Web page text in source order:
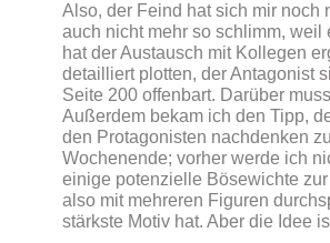
Also, der Feind hat sich mir noch
auch nicht mehr so schlimm,
hat der Austausch mit Kollegen
detailliert plotten, der Antagonist
Seite 200 offenbart. Darüber
Außerdem bekam ich den Tipp,
den Protagonisten nachdenken
Wochenende; vorher werde ich
einige potenzielle Bösewichte
also mit mehreren Figuren
stärkste Motiv hat. Aber die Idee